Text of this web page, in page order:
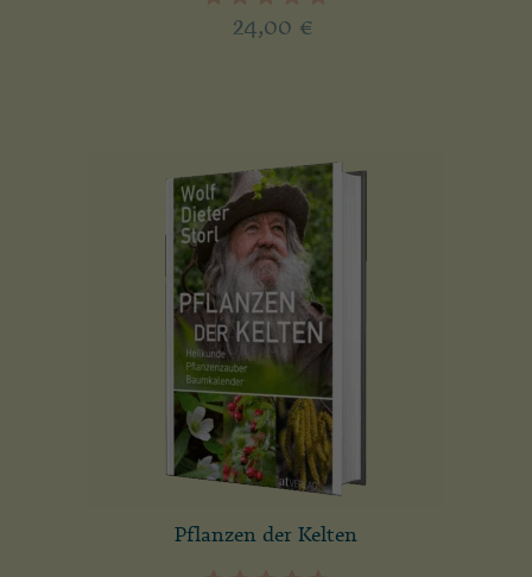
24,00 €
Pflanzen der Kelten